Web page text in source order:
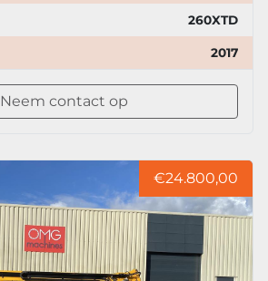
260XTD
2017
Neem contact op
€24.800,00